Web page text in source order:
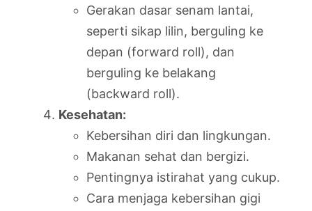
Gerakan dasar senam lantai,
seperti sikap lilin, berguling ke
depan (forward roll), dan
berguling ke belakang
(backward roll).
Kesehatan:
Kebersihan diri dan lingkungan.
Makanan sehat dan bergizi.
Pentingnya istirahat yang cukup.
Cara menjaga kebersihan gigi